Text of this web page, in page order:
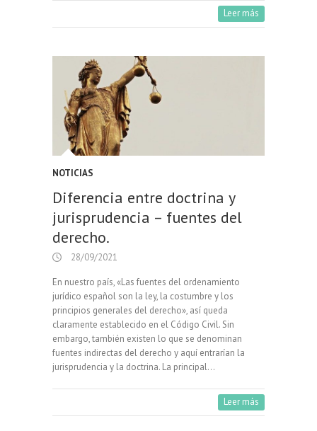
Leer más
NOTICIAS
Diferencia entre doctrina y
jurisprudencia – fuentes del
derecho.
28/09/2021
En nuestro país, «Las fuentes del ordenamiento
jurídico español son la ley, la costumbre y los
principios generales del derecho», así queda
claramente establecido en el Código Civil. Sin
embargo, también existen lo que se denominan
fuentes indirectas del derecho y aquí entrarían la
jurisprudencia y la doctrina. La principal…
Leer más